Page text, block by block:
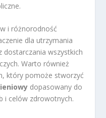
i różnorodność
dla utrzymania
wszystkich
Warto również
który pomoże stworzyć
dopasowany do
i celów zdrowotnych.